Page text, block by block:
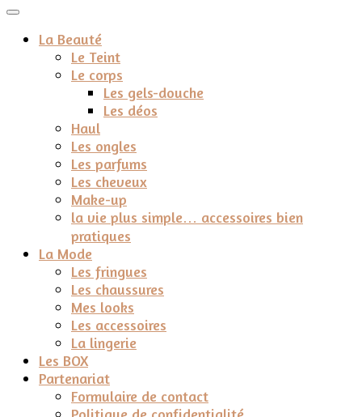
La Beauté
Le Teint
Le corps
Les gels-douche
Les déos
Haul
Les ongles
Les parfums
Les cheveux
Make-up
la vie plus simple… accessoires bien
pratiques
La Mode
Les fringues
Les chaussures
Mes looks
Les accessoires
La lingerie
Les BOX
Partenariat
Formulaire de contact